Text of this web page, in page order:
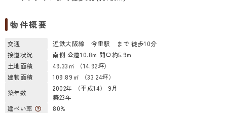
物件概要
交通
近鉄大阪線 今里駅 まで 徒歩10分
接道状況
南側 公道10.8m 間口約5.9m
土地面積
49.33㎡ （14.92坪）
建物面積
109.89㎡ （33.24坪）
築年数
2002年 （平成14） 9月
築23年
建ぺい率
80%